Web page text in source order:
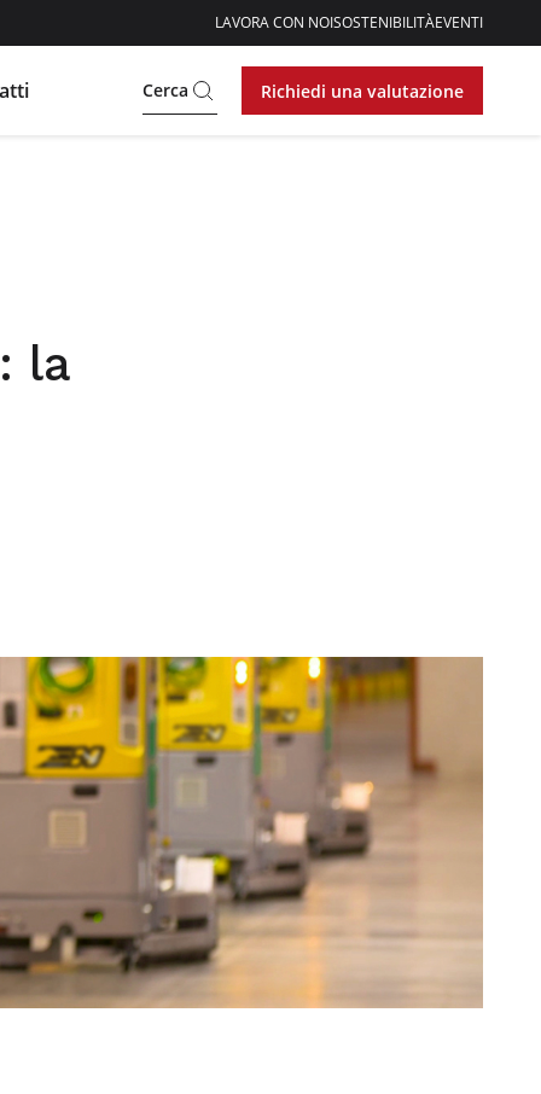
LAVORA CON NOISOSTENIBILITÀEVENTI
Cerca Richiedi una valutazione
la